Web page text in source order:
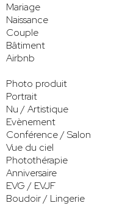
Mariage
Naissance
Couple
Bâtiment
Airbnb
Photo produit
Portrait
Nu / Artistique
Evènement
Conférence / Salon
Vue du ciel
Photothérapie
Anniversaire
EVG / EVJF
Boudoir / Lingerie